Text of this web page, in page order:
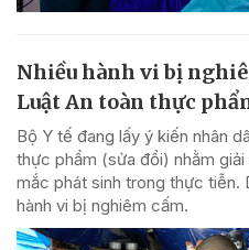
Nhiều hành vi bị
Luật An toàn thực
Bộ Y tế đang lấy ý kiến nhân
thực phẩm (sửa đổi) nhằm
mắc phát sinh trong thực tiễn.
hành vi bị nghiêm cấm.